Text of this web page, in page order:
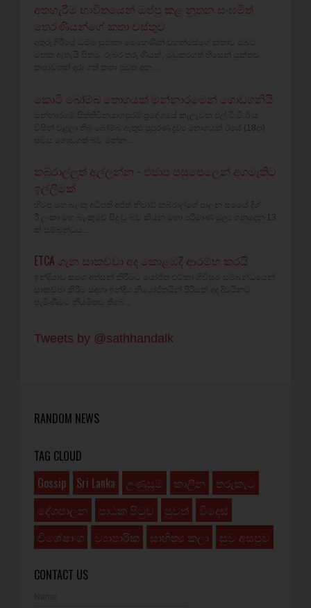
අතහැරීම භාවිතයෙන් ඔප්පු කළ නූතන සංඝමිත්
තෙරණියන්ගේ කතා වස්‌තුව
අතුරුගිරියේ ධම්ම සුජාතා මෙහෙණින් වහන්සේගේ කතාව ඔබට
මතක ඇතැයි සිතමු. රූබර තරුණියක්‌, මුඩුකරගත් හිසෙන් යුක්‌තව
කසාවතක්‌ දරා ගත් කතා පුවත අන...
කොටි බෝම්බ තොගයක් මන්නාරමෙන් ගොඩගනියි
මන්නාරමේ සිත්තිවිනයාගපුරම් ප්‍රදේශයේ කැලෑවක එල්.ටී.ටී.ඊ ය
විසින් වළලා තිබූ බෝම්බ ඇතුළු පුපුරණ ද්‍රව්‍ය තොගයක් ඊයේ (18දා)
සවස ගොඩගත් බව මන්න...
කබ්රාල්ලුත් අල්ලන්න - එජාප පසුපෙලෙන් අගමැතිට
ඉල්ලීමක්
හිටපු මහ බැංකු අධිපති අජිත් නිවාඩ් කබ්රාල්ගේ පාලන සමයේ දීශ්‍
රී ලංකා මහ බැංකුවේ සිදු වූ බව කියන මහා පරිමාණ මූල්‍ය ගනුදෙනු 13
ක් සම්බන්ධය...
ETCA ගැන සාකච්චා අද කොළඹදී ආරම්භ කරයි
ඉන්දියාව සමග අත්සන් කිරීමට යෝජිත එට්කා ගිවිසුම සම්බන්ධයෙන්
සාකච්ඡා කිරීම සඳහා ඉන්දීය නියෝජිතයින් පිරිසක් අද දිවයිනට
පැමිණීමට නියමිතව තිබේ...
Tweets by @sathhandalk
RANDOM NEWS
TAG CLOUD
Gossip
Sri Lanka උණුසුම් කාලීන
තරුකැට
දේශපාලන
පාඨක පිටුව පුවත්
විදෙස්
විශේෂාංග
ව්‍යාපාරික සාහිත්‍ය කලා සුව අසපුව
CONTACT US